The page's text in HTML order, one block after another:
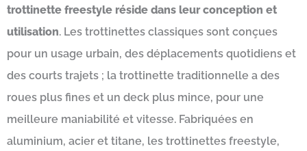
trottinette freestyle réside dans leur conception et
utilisation. Les trottinettes classiques sont conçues
pour un usage urbain, des déplacements quotidiens et
des courts trajets ; la trottinette traditionnelle a des
roues plus fines et un deck plus mince, pour une
meilleure maniabilité et vitesse. Fabriquées en
aluminium, acier et titane, les trottinettes freestyle,